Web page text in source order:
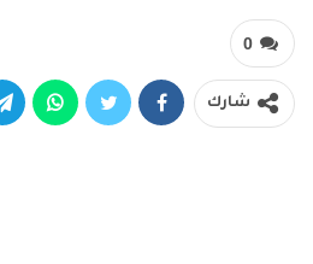
0
شارك